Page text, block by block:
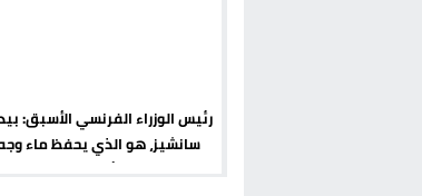
رئيس الوزراء الفرنسي الأسبق:
سانشيز، هو الذي يحفظ ماء
أوروبا